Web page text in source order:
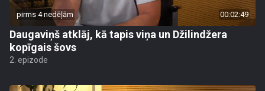
pirms 4 nedēļām 00:02:49
Daugaviņš atklāj, kā tapis viņa un Džilindžera
kopīgais šovs
2. epizode